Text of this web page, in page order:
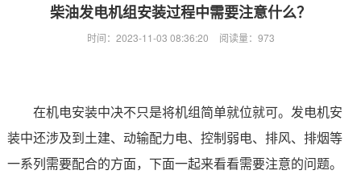
柴油发电机组安装过程中需要注意什么？
时间：2023-11-03 08:36:20 阅读量：973
在机电安装中决不只是将机组简单就位就可。发电机安
装中还涉及到土建、动输配力电、控制弱电、排风、排烟等
一系列需要配合的方面，下面一起来看看需要注意的问题。